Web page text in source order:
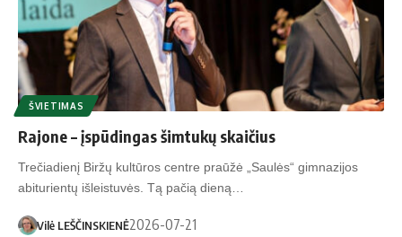
ŠVIETIMAS
Rajone – įspūdingas šimtukų skaičius
Trečiadienį Biržų kultūros centre praūžė „Saulės“ gimnazijos
abiturientų išleistuvės. Tą pačią dieną…
Vilė LEŠČINSKIENĖ2026-07-21